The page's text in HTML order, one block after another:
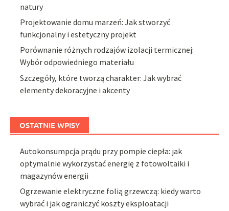
natury
Projektowanie domu marzeń: Jak stworzyć
funkcjonalny i estetyczny projekt
Porównanie różnych rodzajów izolacji termicznej:
Wybór odpowiedniego materiału
Szczegóły, które tworzą charakter: Jak wybrać
elementy dekoracyjne i akcenty
OSTATNIE WPISY
Autokonsumpcja prądu przy pompie ciepła: jak
optymalnie wykorzystać energię z fotowoltaiki i
magazynów energii
Ogrzewanie elektryczne folią grzewczą: kiedy warto
wybrać i jak ograniczyć koszty eksploatacji